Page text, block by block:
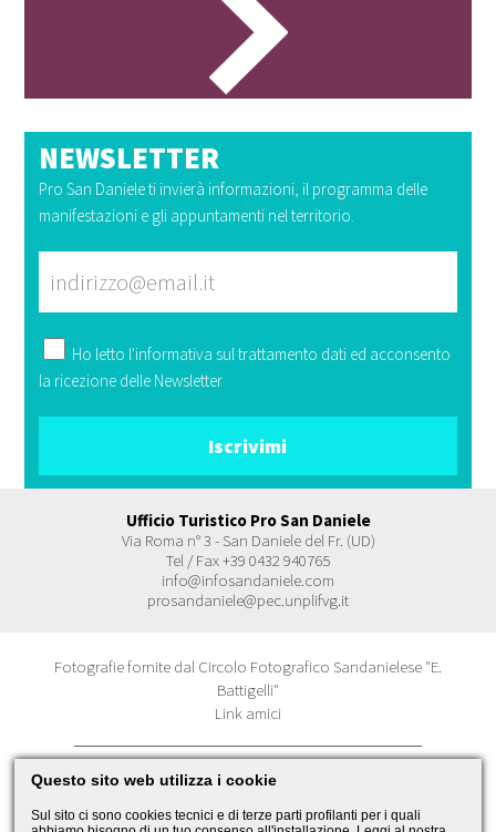
NEWSLETTER
Pro San Daniele ti invierà informazioni, il programma delle
manifestazioni e gli appuntamenti nel territorio.
Ho letto l'informativa sul trattamento dati ed acconsento
la ricezione delle Newsletter
Ufficio Turistico Pro San Daniele
Via Roma n° 3 - San Daniele del Fr. (UD)
Tel / Fax +39 0432 940765
info@infosandaniele.com
prosandaniele@pec.unplifvg.it
Fotografie fornite dal Circolo Fotografico Sandanielese "E.
Battigelli"
Link amici
© 2026 Pro San Daniele Cookies
P.IVA 01444550303
Questo sito web utilizza i cookie
Sul sito ci sono cookies tecnici e di terze parti profilanti per i quali